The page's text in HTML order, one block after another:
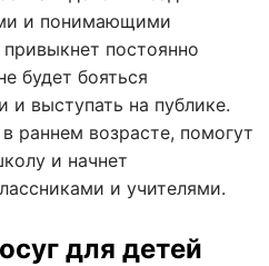
и понимающими
постоянно
будет бояться
и выступать на публике.
раннем возрасте, помогут
и начнет
и учителями.
для детей